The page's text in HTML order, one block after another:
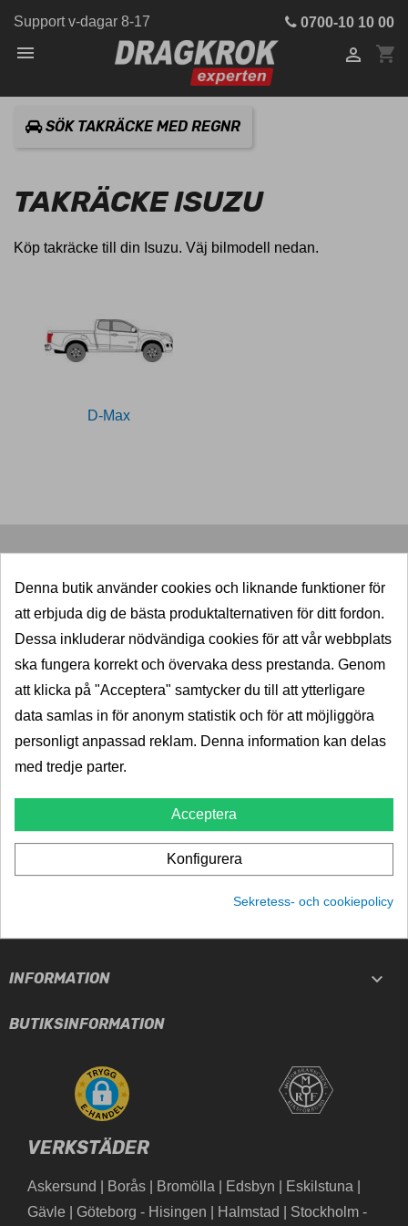
Support v-dagar 8-17 0700-10 10 00
 shopping_cart

SÖK TAKRÄCKE MED REGNR
TAKRÄCKE ISUZU
Köp takräcke till din Isuzu. Väj bilmodell nedan.
D-Max
5000 dragkrokar i lager
KVALITET
Välkända varumärken
PRISGARANTI
Billigast i norden
TRYGGHET
5-års garanti

INFORMATION 
BUTIKSINFORMATION
VERKSTÄDER
Askersund Borås Bromölla Edsbyn Eskilstuna
Gävle
Göteborg - Hisingen Halmstad Stockholm -
Denna butik använder cookies och liknande funktioner för
att erbjuda dig de bästa produktalternativen för ditt fordon.
Dessa inkluderar nödvändiga cookies för att vår webbplats
ska fungera korrekt och övervaka dess prestanda. Genom
att klicka på "Acceptera" samtycker du till att ytterligare
data samlas in för anonym statistik och för att möjliggöra
personligt anpassad reklam. Denna information kan delas
med tredje parter.
Acceptera
Konfigurera
Sekretess- och cookiepolicy